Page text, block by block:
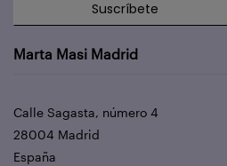
Suscríbete
Marta Masi Madrid
Calle Sagasta, número 4
28004 Madrid
España